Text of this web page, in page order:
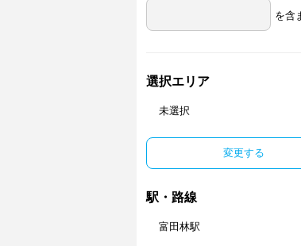
を含
選択エリア
未選択
変更する
駅・路線
富田林駅